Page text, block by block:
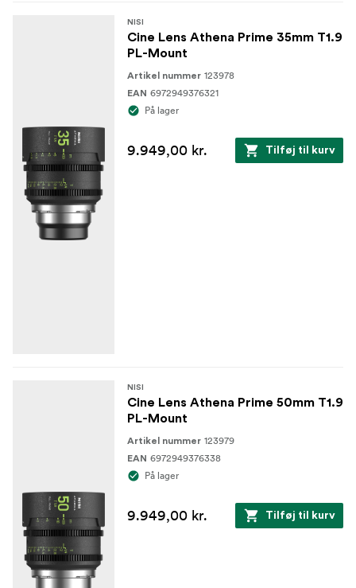
NISI
Cine Lens Athena Prime 35mm T1.9
PL-Mount
Artikel nummer 123978
EAN 6972949376321
På lager
9.949,00 kr. Tilføj til kurv
NISI
Cine Lens Athena Prime 50mm T1.9
PL-Mount
Artikel nummer 123979
EAN 6972949376338
På lager
9.949,00 kr. Tilføj til kurv